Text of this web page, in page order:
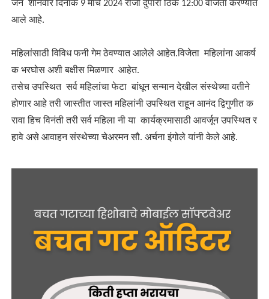
जन शनिवार दिनांक9 मार्च 2024रोजी दुपारीठिक12:00वाजता करण्यात
आले आहे.
महिलांसाठी विविध फनी गेम ठेवण्यात आलेले आहेत.विजेता महिलांना आकर्ष
क भरघोस अशी बक्षीस मिळणार आहेत.
तसेच उपस्थित सर्व महिलांचा फेटा बांधून सन्मान देखील संस्थेच्या वतीने
होणार आहे तरी जास्तीत जास्त महिलांनी उपस्थित राहून आनंद द्विगुणीत क
रावा हिच विनंती तरी सर्व महिला नी या कार्यक्रमासाठी आवर्जून उपस्थित र
हावे असे आवाहन संस्थेच्या चेअरमन सौ. अर्चना इंगोले यांनी केले आहे.